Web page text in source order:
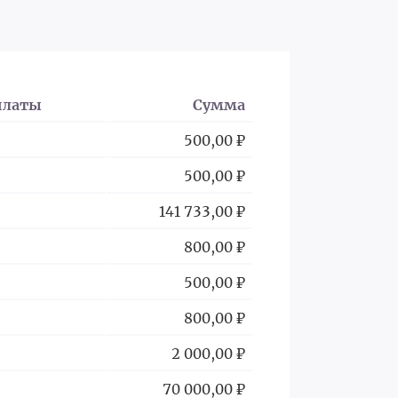
Сумма
500,00 ₽
500,00 ₽
141 733,00 ₽
800,00 ₽
500,00 ₽
800,00 ₽
2 000,00 ₽
70 000,00 ₽